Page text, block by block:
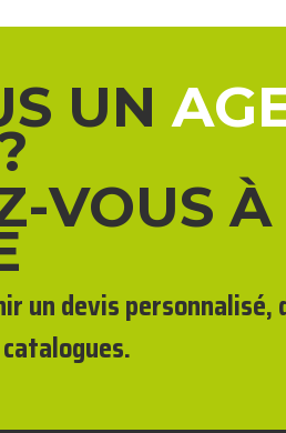
UN
VOUS
un devis personnalisé,